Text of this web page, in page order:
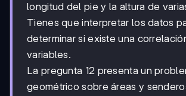
longitud del pie y la altura de
Tienes que interpretar los datos
determinar si existe una
variables.
La pregunta 12 presenta un
geométrico sobre áreas y